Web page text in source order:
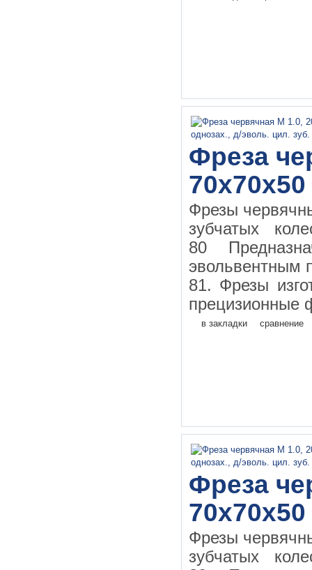
Фреза
Фрезы
зубчатых
80
эвольвентным
81. Фрезы
прецизионные
в закладки сравнение
Фреза
Фрезы
зубчатых